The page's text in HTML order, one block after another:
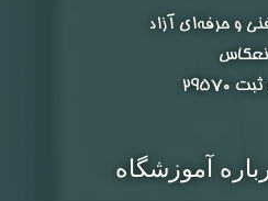
و حرفه‌ای آزاد
۲۹۵۷۰
آموزشگاه